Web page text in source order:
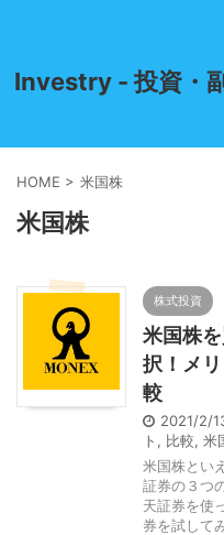
Investry - 投資・
HOME > 米国株
米国株
株式投資
米国株
択！メ
較
2021/2/
ト , 比較, 米
米国株とい
証券の３つ
天証券を使
券を試して